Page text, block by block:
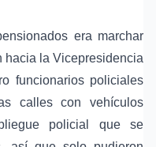
era marchar
hacia la Vicepresidencia
funcionarios policiales
calles con vehículos
policial que se